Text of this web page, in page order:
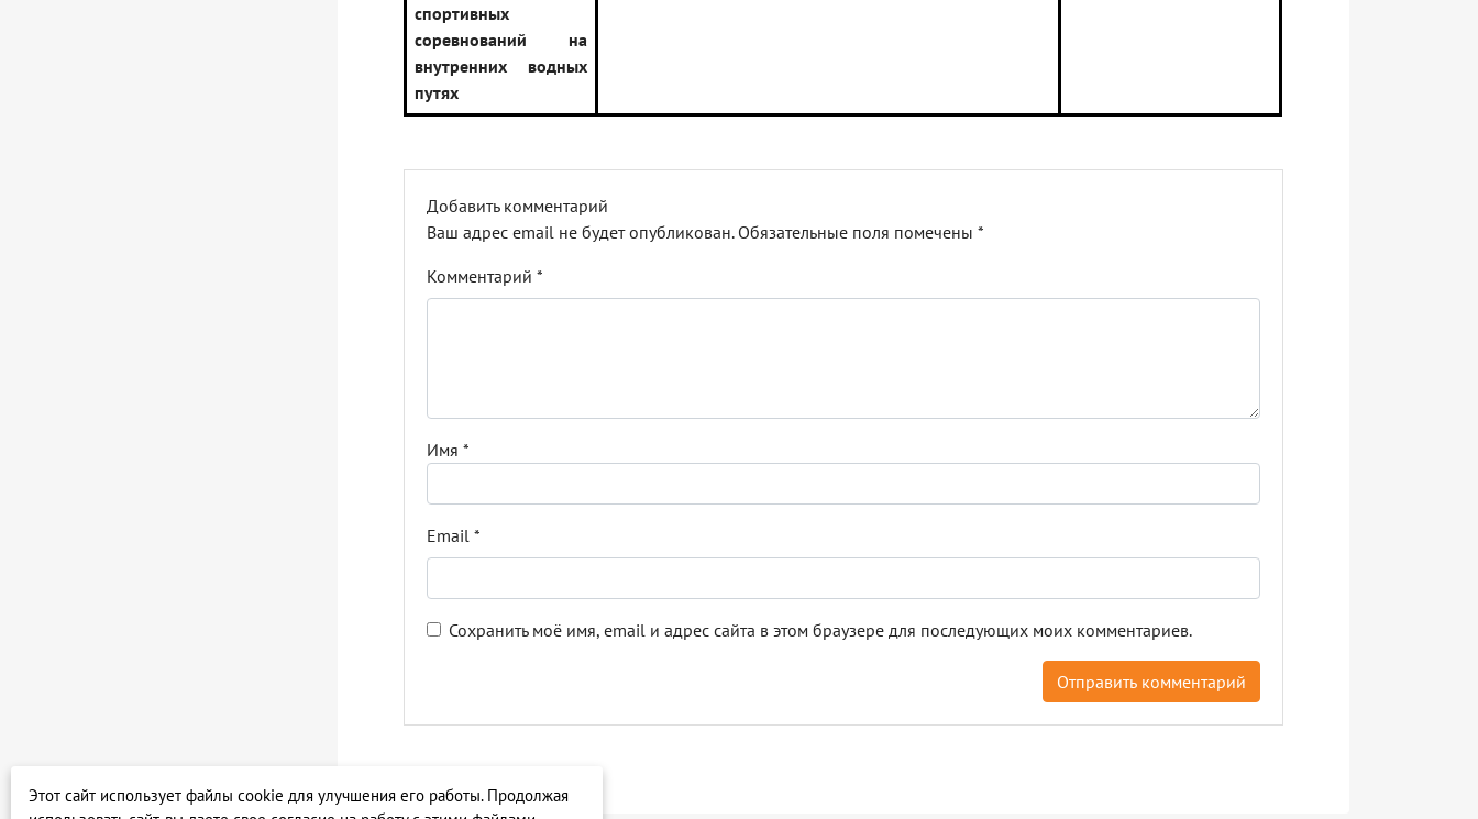
спортивных
соревнований на
внутренних водных
путях
Добавить комментарий
Ваш адрес email не будет опубликован. Обязательные поля помечены *
Комментарий *
Имя *
Email *
Сохранить моё имя, email и адрес сайта в этом браузере для последующих моих комментариев.
Этот сайт использует файлы cookie для улучшения его работы. Продолжая